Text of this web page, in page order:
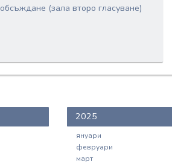
обсъждане (зала второ гласуване)
2025
януари
февруари
март